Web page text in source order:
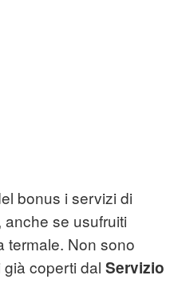
bonus i servizi di
se usufruiti
termale. Non sono
coperti dal Servizio